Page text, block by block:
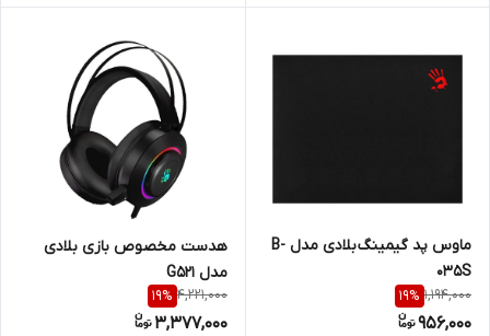
ماوس پد گیمینگ بلادی مدل B-
035S
1,194,000
19%
956,000
هدست مخصوص بازی بلادی
مدل G521
4,221,000
19%
3,377,000